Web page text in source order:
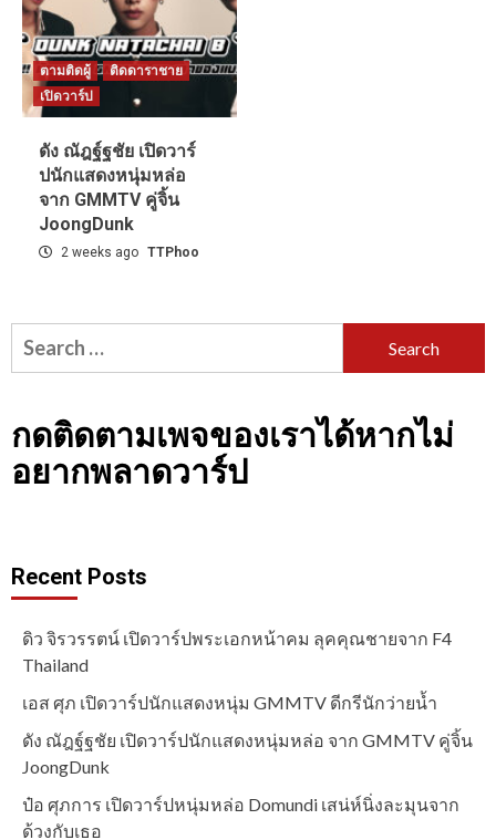
ตามติดผู้
ติดดาราชาย
เปิดวาร์ป
ดัง ณัฎฐ์ฐชัย เปิดวาร์
ปนักแสดงหนุ่มหล่อ
จาก GMMTV คู่จิ้น
JoongDunk
2 weeks ago TTPhoo
Search
for:
กดติดตามเพจของเราได้หากไม่
อยากพลาดวาร์ป
Recent Posts
ดิว จิรวรรตน์ เปิดวาร์ปพระเอกหน้าคม ลุคคุณชายจาก F4
Thailand
เอส ศุภ เปิดวาร์ปนักแสดงหนุ่ม GMMTV ดีกรีนักว่ายน้ำ
ดัง ณัฎฐ์ฐชัย เปิดวาร์ปนักแสดงหนุ่มหล่อ จาก GMMTV คู่จิ้น
JoongDunk
ป๋อ ศุภการ เปิดวาร์ปหนุ่มหล่อ Domundi เสน่ห์นิ่งละมุนจาก
ด้วงกับเธอ